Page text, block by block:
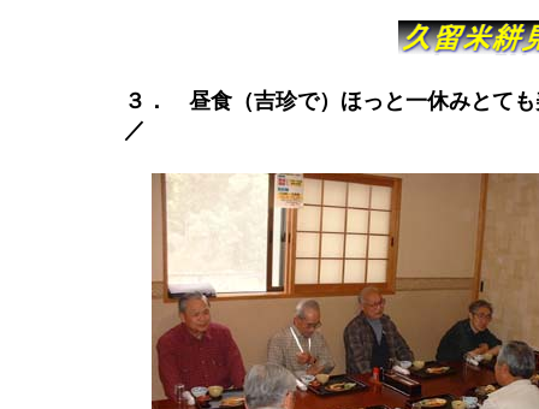
３． 昼食（吉珍で） ほっと一休みとて
／